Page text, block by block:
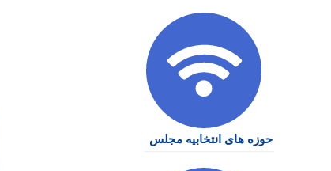
حوزه های انتخابیه مجلس